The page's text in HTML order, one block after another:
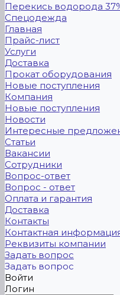
Перекись водорода
Спецодежда
Главная
Прайс-лист
Услуги
Доставка
Прокат оборудования
Новые поступления
Компания
Новые поступления
Новости
Интересные
Статьи
Вакансии
Сотрудники
Вопрос-ответ
Вопрос - ответ
Оплата и гарантия
Доставка
Контакты
Контактная
Реквизиты компании
Задать вопрос
Задать вопрос
Войти
Логин